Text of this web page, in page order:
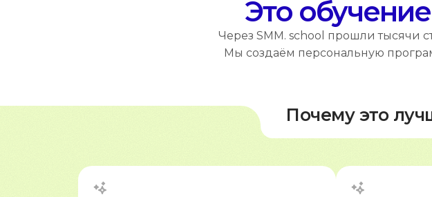
Это
Через SMM. school прошли тысячи
Мы создаём персональную
Почему это